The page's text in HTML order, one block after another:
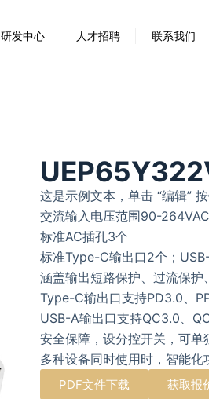
研发中心 人才招聘 联系我们
这是示例文本，单击 “编辑” 按
交流输入电压范围90-264VAC
标准AC插孔3个
标准Type-C输出口2个；
涵盖输出短路保护、过流保护
Type-C输出口支持PD3.0、
USB-A输出口支持QC3.0、
安全保障，设分控开关，可
多种设备同时使用时，智能
PDF文件下载 获取报